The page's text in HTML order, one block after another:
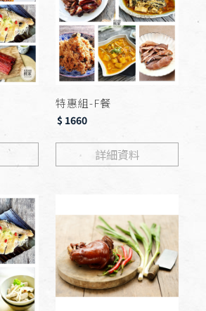
特惠組-F餐
$ 1660
詳細資料